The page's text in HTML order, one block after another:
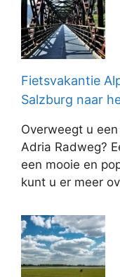
Fietsvakantie
Salzburg naar
Overweegt u
Adria Radweg?
een mooie en
kunt u er meer